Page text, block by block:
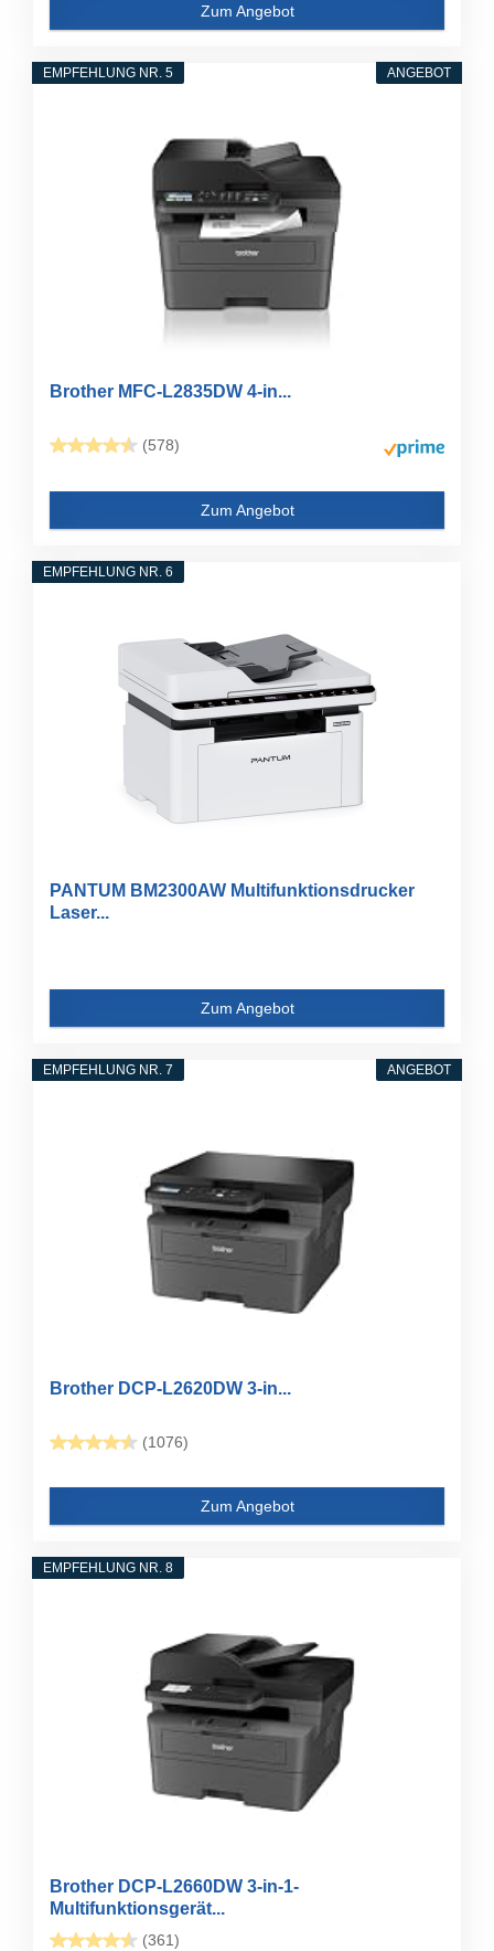
Zum Angebot
ANGEBOT
EMPFEHLUNG NR. 5
Brother MFC-L2835DW 4-in...
(578)
Zum Angebot
EMPFEHLUNG NR. 6
PANTUM BM2300AW Multifunktionsdrucker
Laser...
Zum Angebot
ANGEBOT
EMPFEHLUNG NR. 7
Brother DCP-L2620DW 3-in...
(1076)
Zum Angebot
EMPFEHLUNG NR. 8
Brother DCP-L2660DW 3-in-1-
Multifunktionsgerät...
(361)